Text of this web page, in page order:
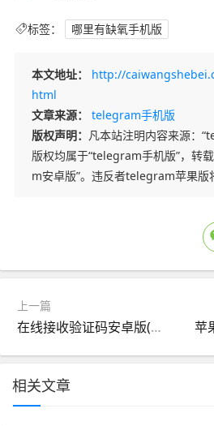
标签： 哪里有缺氧手机版
本文地址：
http://
html
文章来源：
telegram手机版
版权声明： 凡本站注明内容来源：
版权均属于“telegram手机版”，转
m安卓版”。违反者telegram苹果版
上一篇
在线接收验证码安卓版(在线接收验证码安卓版下载)
相关文章